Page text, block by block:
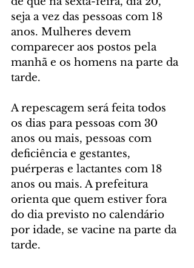
seja a vez das pessoas com 18
anos. Mulheres devem
comparecer aos postos pela
manhã e os homens na parte da
tarde.
A repescagem será feita todos
os dias para pessoas com 30
anos ou mais, pessoas com
deficiência e gestantes,
puérperas e lactantes com 18
anos ou mais. A prefeitura
orienta que quem estiver fora
do dia previsto no calendário
por idade, se vacine na parte da
tarde.